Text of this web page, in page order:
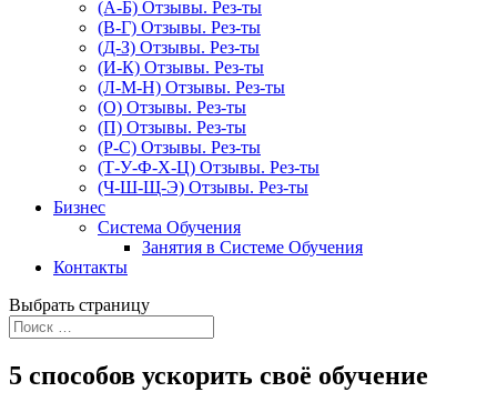
(А-Б) Отзывы. Рез-ты
(В-Г) Отзывы. Рез-ты
(Д-З) Отзывы. Рез-ты
(И-К) Отзывы. Рез-ты
(Л-М-Н) Отзывы. Рез-ты
(О) Отзывы. Рез-ты
(П) Отзывы. Рез-ты
(Р-С) Отзывы. Рез-ты
(Т-У-Ф-Х-Ц) Отзывы. Рез-ты
(Ч-Ш-Щ-Э) Отзывы. Рез-ты
Бизнес
Система Обучения
Занятия в Системе Обучения
Контакты
Выбрать страницу
5 способов ускорить своё обучение